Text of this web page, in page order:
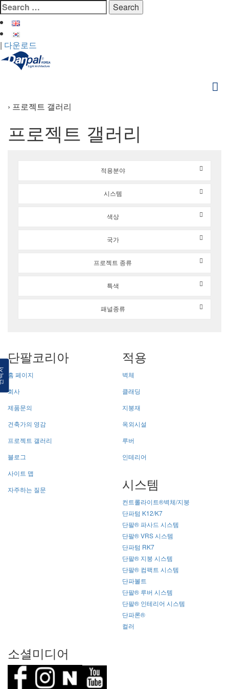
Skip
to
content
Search
for:
| 다운로드
› 프로젝트 갤러리
프로젝트 갤러리
적용분야
시스템
색상
국가
프로젝트 종류
특색
패널종류
단팔코리아
홈 페이지
회사
제품문의
건축가의 영감
프로젝트 갤러리
블로그
사이트 맵
자주하는 질문
적용
벽체
클래딩
지붕재
옥외시설
루버
인테리어
시스템
컨트롤라이트®벽체/지붕
단파텀 K12/K7
단팔® 파사드 시스템
단팔® VRS 시스템
단파텀 RK7
단팔® 지붕 시스템
단팔® 컴팩트 시스템
단파볼트
단팔® 루버 시스템
단팔® 인테리어 시스템
단파론®
컬러
소셜미디어